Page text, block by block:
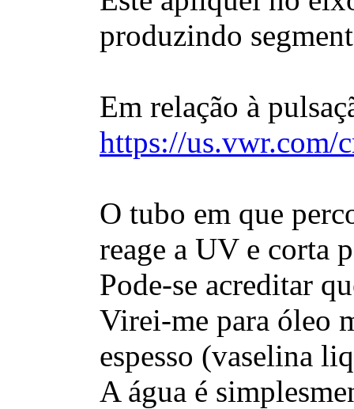
produzindo
Em relação à
https://us.vwr.com/
O tubo em que
reage a UV e corta
Pode-se acreditar
Virei-me para óleo
espesso (vaselina
A água é